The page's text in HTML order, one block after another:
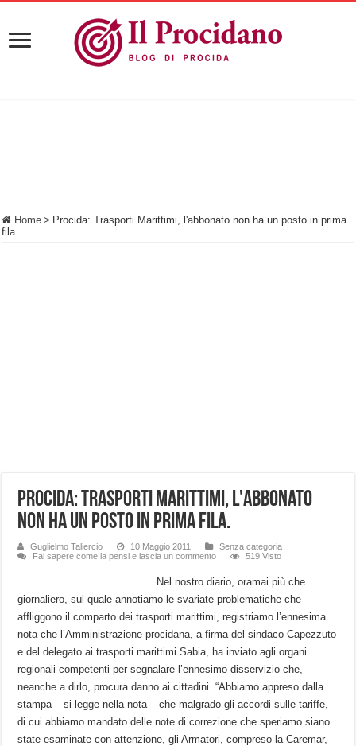
Home > Procida: Trasporti Marittimi, l'abbonato non ha un posto in prima
fila.
Procida: Trasporti Marittimi, l'abbonato
non ha un posto in prima fila.
Guglielmo Taliercio 10 Maggio 2011
Senza categoria
Fai sapere come la pensi e lascia un commento
519 Visto
Nel nostro diario, oramai più che
giornaliero, sul quale annotiamo le svariate problematiche che
affliggono il comparto dei trasporti marittimi, registriamo l’ennesima
nota che l’Amministrazione procidana, a firma del sindaco Capezzuto
e del delegato ai trasporti marittimi Sabia, ha inviato agli organi
regionali competenti per segnalare l’ennesimo disservizio che,
neanche a dirlo, procura danno ai cittadini.“Abbiamo appreso dalla
stampa – si legge nella nota – che malgrado gli accordi sulle tariffe,
di cui abbiamo mandato delle note di correzione che speriamo siano
state esaminate con attenzione, gli Armatori, compreso la Caremar,